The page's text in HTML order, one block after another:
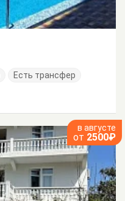
Есть трансфер
в августе
от 2500₽